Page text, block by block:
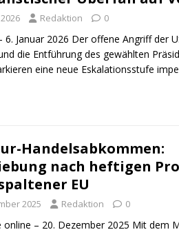
Redaktion 0
6. Januar 2026 Der offene Angriff der
die Entführung des gewählten
eine neue Eskalationsstufe
Handelsabkommen:
nach heftigen
EU
2025 Redaktion 0
online – 20. Dezember 2025 Mit dem